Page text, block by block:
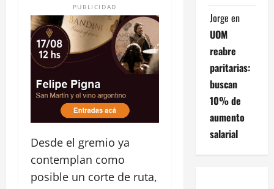
PUBLICIDAD
Desde el gremio ya
contemplan como
posible un corte de ruta,
Jorge en
UOM
reabre
paritarias:
buscan
10% de
aumento
salarial